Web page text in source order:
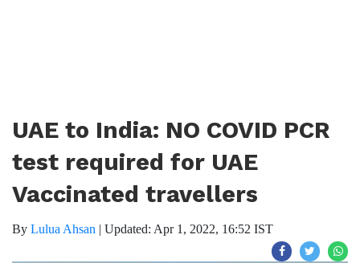
UAE to India: NO COVID PCR
test required for UAE
Vaccinated travellers
By Lulua Ahsan | Updated: Apr 1, 2022, 16:52 IST